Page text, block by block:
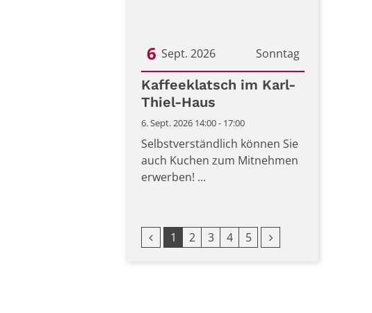
Sonntag
6 Sept. 2026
Datum: 6. September 2026
Kaffeeklatsch im Karl-
Thiel-Haus
6. Sept. 2026 14:00 - 17:00
Selbstverständlich können Sie
auch Kuchen zum Mitnehmen
erwerben! ...
Vorherige Seite
1 2 3 4 5 Nächste Seite